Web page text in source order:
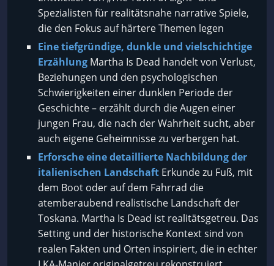
Spezialisten für realitätsnahe narrative Spiele,
die den Fokus auf härtere Themen legen
Eine tiefgründige, dunkle und vielschichtige
Erzählung Martha Is Dead handelt von Verlust,
Beziehungen und den psychologischen
Schwierigkeiten einer dunklen Periode der
Geschichte – erzählt durch die Augen einer
jungen Frau, die nach der Wahrheit sucht, aber
auch eigene Geheimnisse zu verbergen hat.
Erforsche eine detaillierte Nachbildung der
italienischen Landschaft Erkunde zu Fuß, mit
dem Boot oder auf dem Fahrrad die
atemberaubend realistische Landschaft der
Toskana. Martha Is Dead ist realitätsgetreu. Das
Setting und der historische Kontext sind von
realen Fakten und Orten inspiriert, die in echter